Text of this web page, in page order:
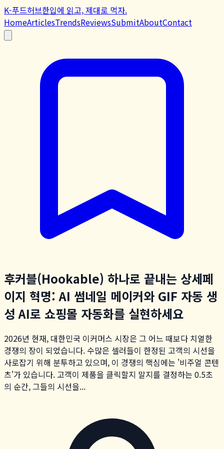
K-푸드허브한입에 읽고, 제대로 먹자.
HomeArticlesTrendsReviewsSubmitAboutContact
후커블(Hookable) 하나로 끝내는 상세페
이지 혁명: AI 썸네일 메이커와 GIF 자동 생
성 AI로 쇼핑몰 자동화를 실현하세요
2026년 현재, 대한민국 이커머스 시장은 그 어느 때보다 치열한
경쟁의 장이 되었습니다. 수많은 셀러들이 한정된 고객의 시선을
사로잡기 위해 분투하고 있으며, 이 경쟁의 핵심에는 '비주얼 콘텐
츠'가 있습니다. 고객이 제품을 클릭할지 말지를 결정하는 0.5초
의 순간, 그들의 시선을...